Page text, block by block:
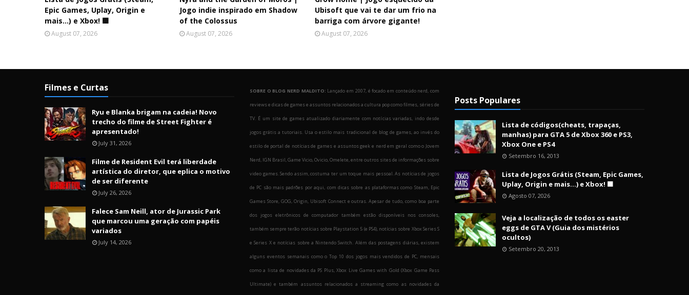
Epic Games, Uplay, Origin e
mais...) e Xbox! 🟩
August 07, 2026
Jogo indie inspirado em Shadow
of the Colossus
August 07, 2026
Ubisoft que vai te dar um frio na
barriga com árvore gigante!
August 07, 2026
Filmes e Curtas
Ryu e Blanka brigam na cadeia! Novo
trecho do filme de Street Fighter é
apresentado!
July 31, 2026
Filme de Resident Evil terá liberdade
artística do diretor, que eplica o motivo
de ser diferente
July 26, 2026
Falece Sam Neill, ator de Jurassic Park
que marcou uma geração com papéis
variados
July 14, 2026
SOBRE O BLOG NERD MALDITO: Lançado em 2007, é focado em conteúdo nerd, com
reviews e dicas de games e assuntos relacionados a cultura pop como filmes, séries de
TV. É um site de games atualizado diariamente com notícias variadas, indo desde
jogos grátis a tutoriais. Usa o estilo mais tradicional de blog de games, ao invés do
estilo de portal de notícias de games e assuntos geek e nerd em geral como o Jovem
Nerd, IGN Brasil, Game Vicio, Ovicio, Omelete, entre outros sites de informações sobre
video games. Sendo assim, costuma ter um toque mais pessoal. As notícias de jogos
de PC são mais padrões por aqui, com dicas sobre as plataformas como Steam, Epic
Games Store, GOG, Origin, Ubisoft Connect e outras. Apesar de tudo, como boa parte
dos jogos eletrônicos de computador também estão disponíveis nos consoles,
também sempre terão notícias sobre Playstation 5 (e PS4), notícias sobre Xbox Series S
e Series X e notícias sobre a Nintendo Switch. Além das postagens diárias, existem
alguns eventos semanais como o Top 10 dos jogos mais vendidos de PC, mensais
como a lista de novidades da PS Plus, Xbox Live Games with Gold (Xbox Game Pass
Ultimate) e também assuntos relacionados a streaming como as novidades da
Posts Populares
Lista de códigos(cheats, trapaças,
manhas) para GTA 5 de Xbox 360 e PS3,
Xbox One e PS4
Setembro 16, 2013
Lista de Jogos Grátis (Steam, Epic Games,
Uplay, Origin e mais...) e Xbox! 🟩
Agosto 07, 2026
Veja a localização de todos os easter
eggs de GTA V (Guia dos mistérios
ocultos)
Setembro 20, 2013